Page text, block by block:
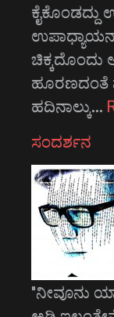
ಕೈಕೊಂಡದ್ದು
ಹೂರಣದಂತೆ
ಹದಿನಾಲ್ಕು…
ಸಂದರ್ಶನ
"ನೀವೂನು